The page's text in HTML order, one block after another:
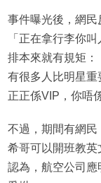
事件曝光後，網民
「正在拿行李你
排本來就有規矩
有很多人比明星重
正正係VIP，你唔
不過，期間有網
希哥可以開班教
認為，航空公司